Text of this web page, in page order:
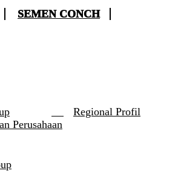
SEMEN CONCH
Regional Profil
Perusahaan